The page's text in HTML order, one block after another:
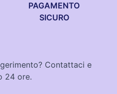
PAGAMENTO
SICURO
Contattaci e
24 ore.